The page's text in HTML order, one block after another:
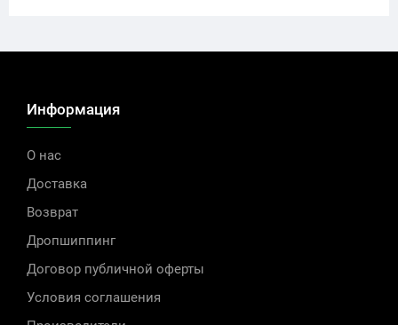
Информация
О нас
Доставка
Возврат
Дропшиппинг
Договор публичной оферты
Условия соглашения